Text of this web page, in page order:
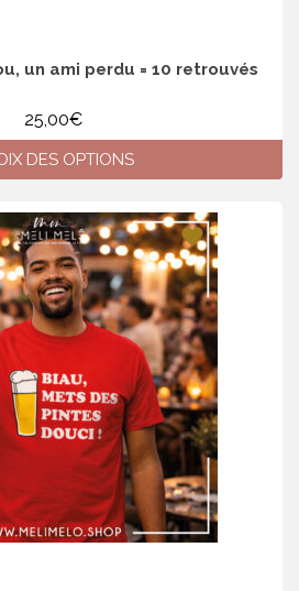
un ami perdu = 10 retrouvés
25,00€
DES OPTIONS
produit
a
plusieurs
variations.
Les
options
peuvent
choisies
sur
la
page
produit